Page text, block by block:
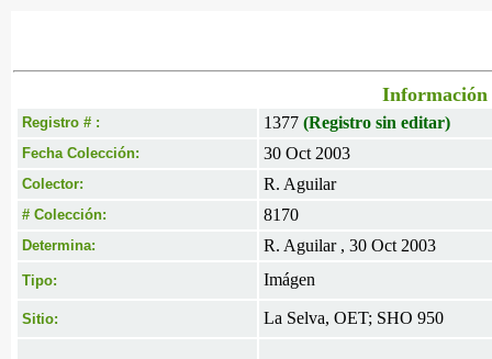
Información
Registro # : 1377 (Registro sin editar)
Fecha Colección: 30 Oct 2003
Colector: R. Aguilar
# Colección: 8170
Determina: R. Aguilar , 30 Oct 2003
Tipo: Imágen
Sitio: La Selva, OET; SHO 950